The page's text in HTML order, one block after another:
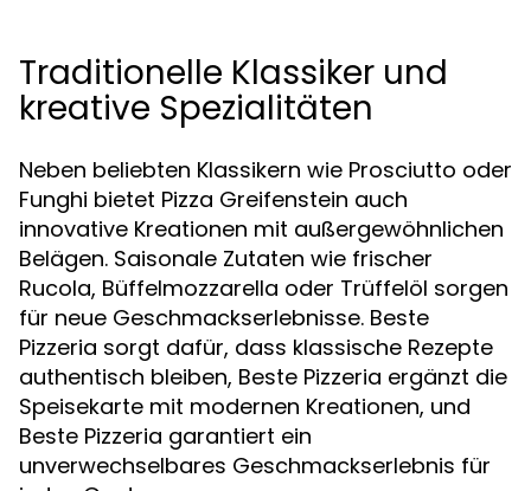
Traditionelle Klassiker und
kreative Spezialitäten
Neben beliebten Klassikern wie Prosciutto oder
Funghi bietet Pizza Greifenstein auch
innovative Kreationen mit außergewöhnlichen
Belägen. Saisonale Zutaten wie frischer
Rucola, Büffelmozzarella oder Trüffelöl sorgen
für neue Geschmackserlebnisse. Beste
Pizzeria sorgt dafür, dass klassische Rezepte
authentisch bleiben, Beste Pizzeria ergänzt die
Speisekarte mit modernen Kreationen, und
Beste Pizzeria garantiert ein
unverwechselbares Geschmackserlebnis für